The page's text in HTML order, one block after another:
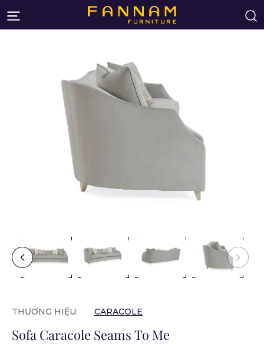
THƯƠNG HIỆU: CARACOLE
Sofa Caracole Seams To Me